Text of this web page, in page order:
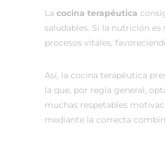
La cocina terapéutica
saludables. Si la nutrición
procesos vitales,
Así, la cocina terapéutica
la que, por regla general,
muchas respetables
mediante la correcta